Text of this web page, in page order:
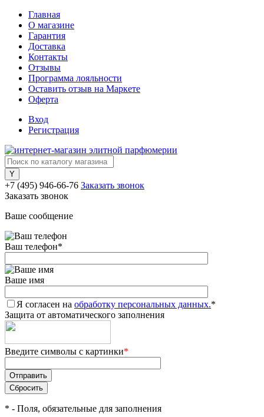
Главная
О магазине
Гарантия
Доставка
Контакты
Отзывы
Программа лояльности
Оставить отзыв на Маркете
Оферта
Вход
Регистрация
+7 (495) 946-66-76 Заказать звонок
Заказать звонок
Ваше сообщение
Ваш телефон*
Ваше имя
Я согласен на обработку персональных данных.*
Защита от автоматического заполнения
Введите символы с картинки*
* - Поля, обязательные для заполнения